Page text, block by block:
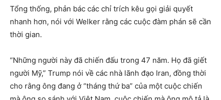
Tổng thống, phản bác các chỉ trích kêu gọi giải quyết
nhanh hơn, nói với Welker rằng các cuộc đàm phán sẽ cần
thời gian.
“Những người này đã chiến đấu trong 47 năm. Họ đã giết
người Mỹ,” Trump nói về các nhà lãnh đạo Iran, đồng thời
cho rằng ông đang ở “tháng thứ ba” của một cuộc chiến